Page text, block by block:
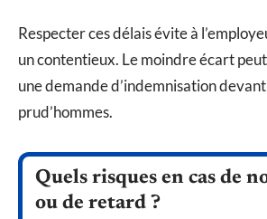
Respecter ces délais évite à
un contentieux. Le moindre écart
une demande d’indemnisation
prud’hommes.
Quels risques en cas de
ou de retard ?